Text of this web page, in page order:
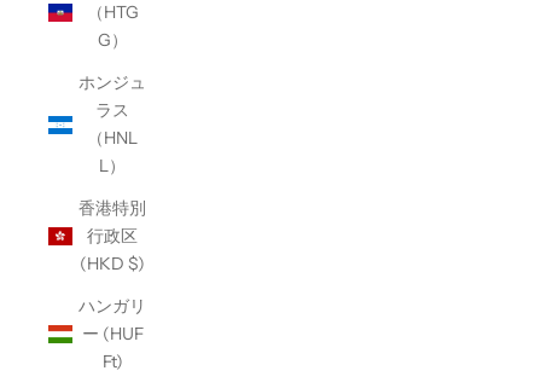
（HTG
G）
ホンジュ
ラス
（HNL
L）
香港特別
行政区
(HKD $)
ハンガリ
ー (HUF
Ft)